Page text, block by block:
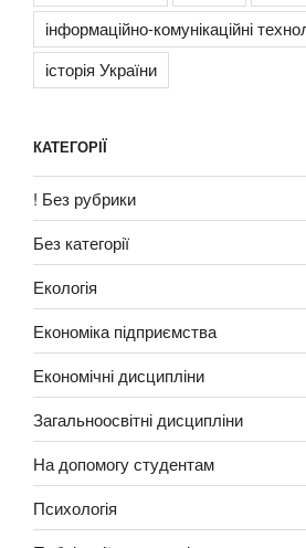
інформаційно-комунікаційні
історія України
КАТЕГОРІЇ
! Без рубрики
Без категорії
Екологія
Економіка підприємства
Економічні дисципліни
Загальноосвітні дисципліни
На допомогу студентам
Психологія